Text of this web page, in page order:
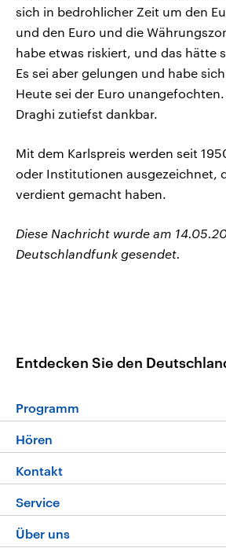
sich in bedrohlicher Zeit um den
und den Euro und die
habe etwas riskiert, und das hätte
Es sei aber gelungen und habe
Heute sei der Euro
Draghi zutiefst dankbar.
Mit dem Karlspreis werden seit
oder Institutionen ausgezeichnet,
verdient gemacht haben.
Diese Nachricht wurde am
Deutschlandfunk gesendet.
Entdecken Sie den
Programm
Programm
Die Nachrichten
Nachrichtenleicht
Neue Beiträge auf dlf.de
Hören
Livestream
Podcasts
Deutschlandfunk App
Kontakt
Hörerservice
Service
FAQ
Über uns